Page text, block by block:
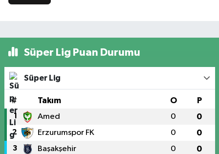
Süper Lig Puan Durumu
Süper Lig
# Takım O P
1 Amed 0 0
2 Erzurumspor FK 0 0
3 Başakşehir 0 0